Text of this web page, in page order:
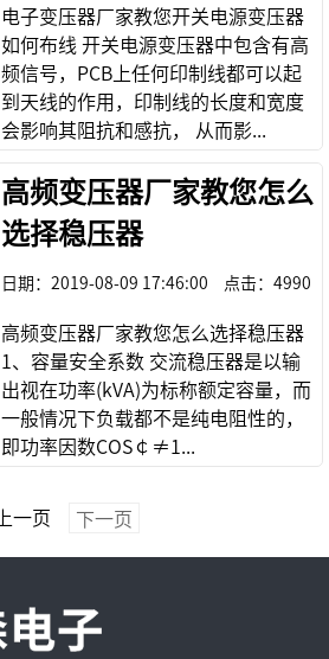
电子变压器厂家教您开关电源变压器
如何布线 开关电源变压器中包含有高
频信号，PCB上任何印制线都可以起
到天线的作用，印制线的长度和宽度
会影响其阻抗和感抗， 从而影...
高频变压器厂家教您怎么
选择稳压器
日期： 2019-08-09 17:46:00 点击： 4990
高频变压器厂家教您怎么选择稳压器
1、容量安全系数 交流稳压器是以输
出视在功率(kVA)为标称额定容量，而
一般情况下负载都不是纯电阻性的，
即功率因数COS￠≠1...
上一页 下一页